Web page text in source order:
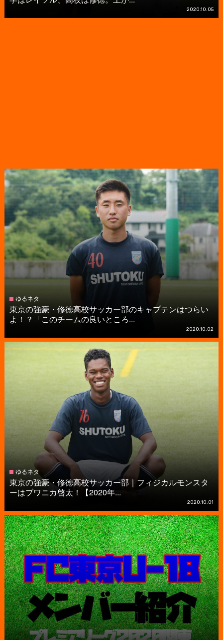
2020.10.05
ゆるネタ
東京の強豪・修徳高校サッカー部のキャプテンはつらい
よ！？「このチームの良いところ...
2020.10.02
ゆるネタ
東京の強豪・修徳高校サッカー部｜フィジカルモンスタ
ーはブワニカ啓太！【2020年...
2020.10.01